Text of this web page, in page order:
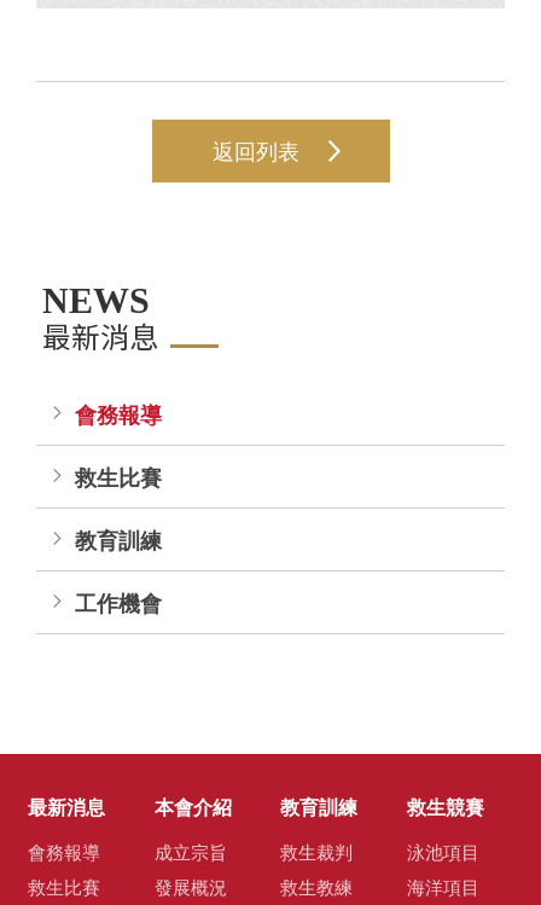
返回列表
NEWS
最新消息
會務報導
救生比賽
教育訓練
工作機會
最新消息
會務報導
救生比賽
本會介紹
成立宗旨
發展概況
教育訓練
救生裁判
救生教練
救生競賽
泳池項目
海洋項目